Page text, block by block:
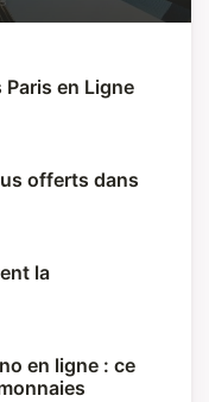
en Ligne
offerts dans
la
en ligne : ce